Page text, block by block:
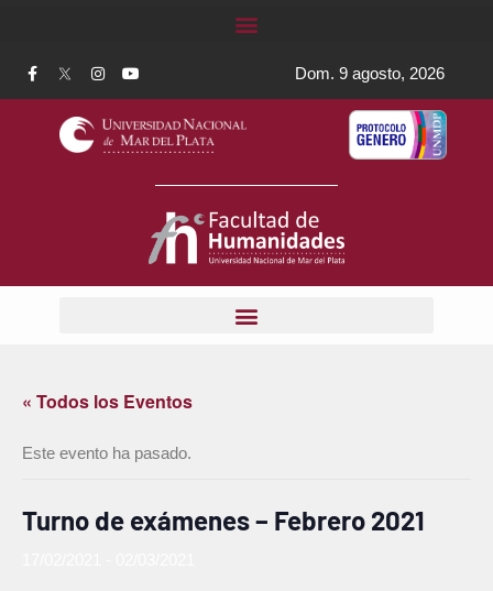
Dom. 9 agosto, 2026
« Todos los Eventos
Este evento ha pasado.
Turno de exámenes − Febrero 2021